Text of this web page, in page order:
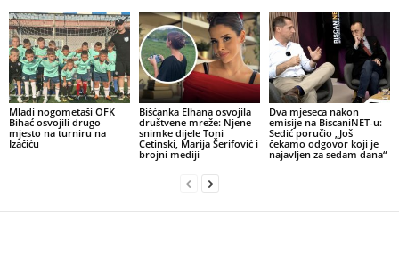
Mladi nogometaši OFK
Bihać osvojili drugo
mjesto na turniru na
Izačiću
Bišćanka Elhana osvojila
društvene mreže: Njene
snimke dijele Toni
Cetinski, Marija Šerifović i
brojni mediji
Dva mjeseca nakon
emisije na BiscaniNET-u:
Sedić poručio „Još
čekamo odgovor koji je
najavljen za sedam dana“